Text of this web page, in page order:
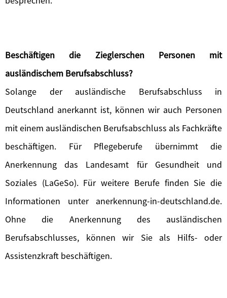
Beschäftigen die Zieglerschen Personen mit
ausländischem Berufsabschluss?
Solange der ausländische Berufsabschluss in
Deutschland anerkannt ist, können wir auch Personen
mit einem ausländischen Berufsabschluss als Fachkräfte
beschäftigen. Für Pflegeberufe übernimmt die
Anerkennung das Landesamt für Gesundheit und
Soziales (LaGeSo). Für weitere Berufe finden Sie die
Informationen unter anerkennung-in-deutschland.de.
Ohne die Anerkennung des ausländischen
Berufsabschlusses, können wir Sie als Hilfs- oder
Assistenzkraft beschäftigen.